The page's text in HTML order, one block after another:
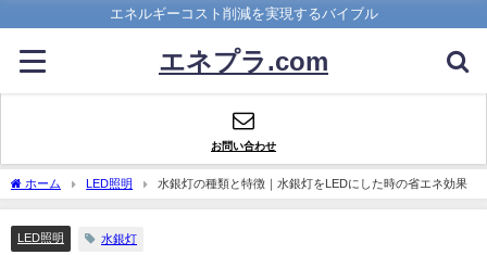
エネルギーコスト削減を実現するバイブル
エネプラ.com
お問い合わせ
ホーム LED照明 水銀灯の種類と特徴｜水銀灯をLEDにした時の省エネ効果
LED照明 水銀灯